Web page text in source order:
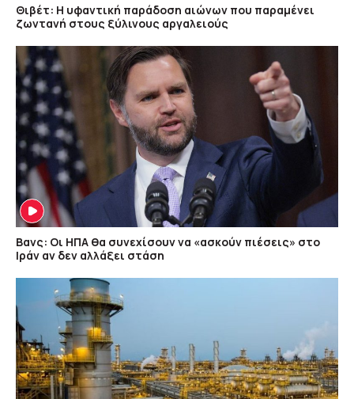
Θιβέτ: Η υφαντική παράδοση αιώνων που παραμένει
ζωντανή στους ξύλινους αργαλειούς
Βανς: Οι ΗΠΑ θα συνεχίσουν να «ασκούν πιέσεις» στο
Ιράν αν δεν αλλάξει στάση